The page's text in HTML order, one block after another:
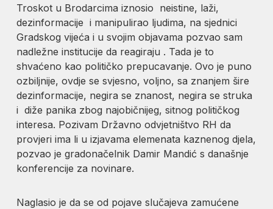
Troskot u Brodarcima iznosio neistine, laži,
dezinformacije i manipulirao ljudima, na sjednici
Gradskog vijeća i u svojim objavama pozvao sam
nadležne institucije da reagiraju . Tada je to
shvaćeno kao političko prepucavanje. Ovo je puno
ozbiljnije, ovdje se svjesno, voljno, sa znanjem šire
dezinformacije, negira se znanost, negira se struka
i diže panika zbog najobičnijeg, sitnog političkog
interesa. Pozivam Državno odvjetništvo RH da
provjeri ima li u izjavama elemenata kaznenog djela,
pozvao je gradonačelnik Damir Mandić s današnje
konferencije za novinare.
Naglasio je da se od pojave slučajeva zamućene